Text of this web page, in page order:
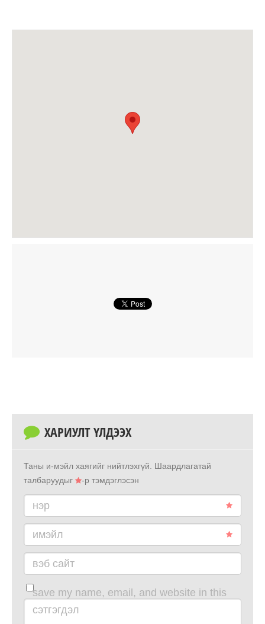
ХАРИУЛТ ҮЛДЭЭХ
Таны и-мэйл хаягийг нийтлэхгүй. Шаардлагатай
талбаруудыг
-р тэмдэглэсэн
нэр
имэйл
вэб сайт
save my name, email, and website in this
browser for the next time i comment.
сэтгэгдэл